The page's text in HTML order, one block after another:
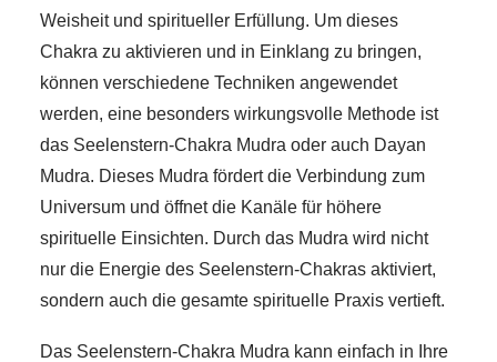
Weisheit und spiritueller Erfüllung. Um dieses
Chakra zu aktivieren und in Einklang zu bringen,
können verschiedene Techniken angewendet
werden, eine besonders wirkungsvolle Methode ist
das Seelenstern-Chakra Mudra oder auch Dayan
Mudra. Dieses Mudra fördert die Verbindung zum
Universum und öffnet die Kanäle für höhere
spirituelle Einsichten. Durch das Mudra wird nicht
nur die Energie des Seelenstern-Chakras aktiviert,
sondern auch die gesamte spirituelle Praxis vertieft.
Das Seelenstern-Chakra Mudra kann einfach in Ihre